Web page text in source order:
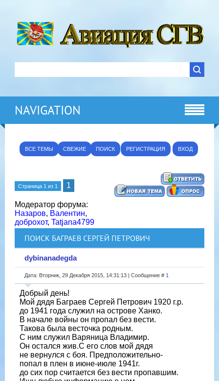
NAVIGATION
ВСЕ ТЕМЫ СВЕЖИЕ ПОИСК РЕГИСТРАЦИЯ ВХОД
Страница 1 из 1 1
Модератор форума:
Назаров, Валентин,
доброхот, Tatjana4799
ПОИСК БАГРАЕВ СЕРГЕЙ ПЕТРОВИЧ
dybinanadegda
Дата: Вторник, 29 Декабря 2015, 14:31:13 | Сообщение # 1
Добрый день!
Мой дядя Баграев Сергей Петрович 1920 г.р.
до 1941 года служил на острове Ханко.
В начале войны он пропал без вести.
Такова была весточка родным.
С ним служил Варяница Владимир.
Он остался жив.С его слов мой дядя
не вернулся с боя. Предположительно-
попал в плен в июне-июле 1941г.
до сих пор считается без вести пропавшим.